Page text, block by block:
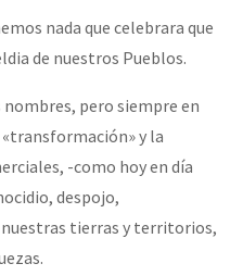
nada que celebrara que
de nuestros Pueblos.
pero siempre en
y la
-como hoy en día
despojo,
tierras y territorios,